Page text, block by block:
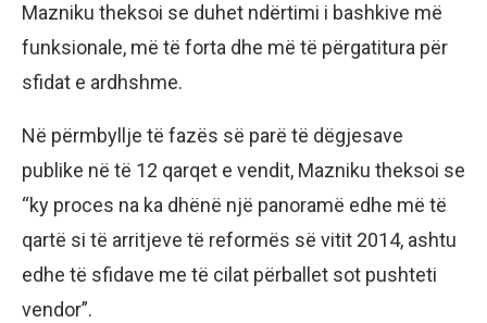
Mazniku theksoi se duhet ndërtimi i bashkive më
funksionale, më të forta dhe më të përgatitura për
sfidat e ardhshme.
Në përmbyllje të fazës së parë të dëgjesave
publike në të 12 qarqet e vendit, Mazniku theksoi se
“ky proces na ka dhënë një panoramë edhe më të
qartë si të arritjeve të reformës së vitit 2014, ashtu
edhe të sfidave me të cilat përballet sot pushteti
vendor”.